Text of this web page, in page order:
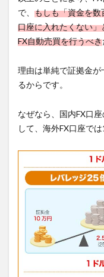
で、 もしも「資金を
口座に入れたくない
FX自動売買を行うべき
理由は単純で証拠金
るからです。
なぜなら、国内FX口
して、海外FX口座で